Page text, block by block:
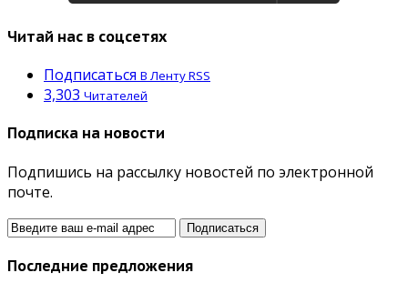
Читай нас в соцсетях
Подписаться В Ленту RSS
3,303 Читателей
Подписка на новости
Подпишись на рассылку новостей по электронной
почте.
Последние предложения